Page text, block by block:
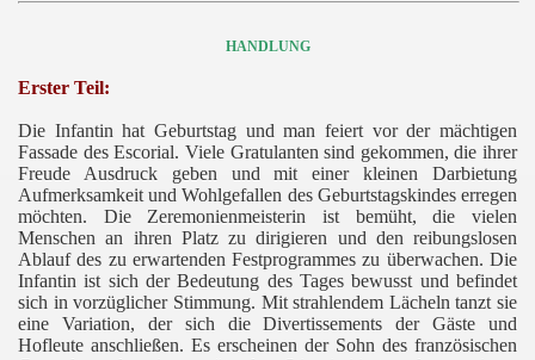
HANDLUNG
Erster Teil:
Die Infantin hat Geburtstag und man feiert vor der mächtigen
Fassade des Escorial. Viele Gratulanten sind gekommen, die ihrer
Freude Ausdruck geben und mit einer kleinen Darbietung
Aufmerksamkeit und Wohlgefallen des Geburtstagskindes erregen
möchten. Die Zeremonienmeisterin ist bemüht, die vielen
Menschen an ihren Platz zu dirigieren und den reibungslosen
Ablauf des zu erwartenden Festprogrammes zu überwachen. Die
Infantin ist sich der Bedeutung des Tages bewusst und befindet
sich in vorzüglicher Stimmung. Mit strahlendem Lächeln tanzt sie
eine Variation, der sich die Divertissements der Gäste und
Hofleute anschließen. Es erscheinen der Sohn des französischen